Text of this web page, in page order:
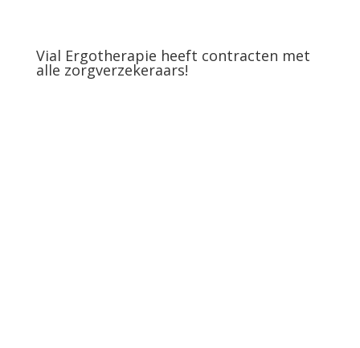
Vial Ergotherapie heeft contracten met
alle zorgverzekeraars!